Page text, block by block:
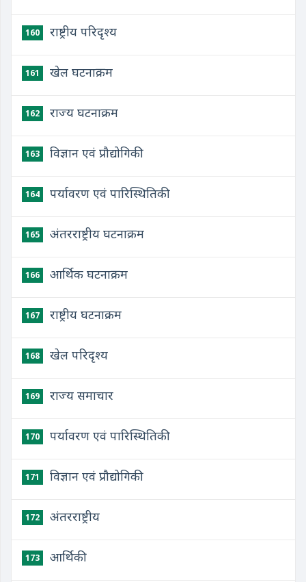
160 राष्ट्रीय परिदृश्य
161 खेल घटनाक्रम
162 राज्य घटनाक्रम
163 विज्ञान एवं प्रौद्योगिकी
164 पर्यावरण एवं पारिस्थितिकी
165 अंतरराष्ट्रीय घटनाक्रम
166 आर्थिक घटनाक्रम
167 राष्ट्रीय घटनाक्रम
168 खेल परिदृश्य
169 राज्य समाचार
170 पर्यावरण एवं पारिस्थितिकी
171 विज्ञान एवं प्रौद्योगिकी
172 अंतरराष्ट्रीय
173 आर्थिकी